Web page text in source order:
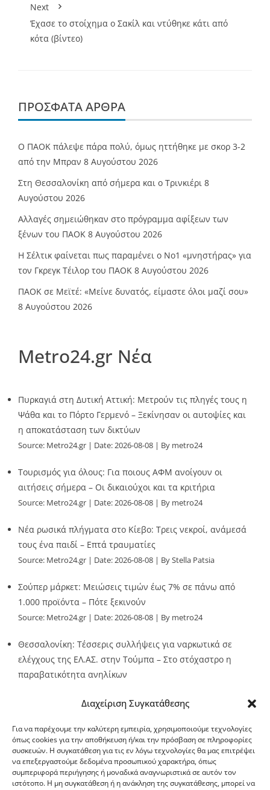
Διαχείριση Συγκατάθεσης
Για να παρέχουμε την καλύτερη εμπειρία, χρησιμοποιούμε τεχνολογίες
όπως cookies για την αποθήκευση ή/και την πρόσβαση σε πληροφορίες
συσκευών. Η συγκατάθεση για τις εν λόγω τεχνολογίες θα μας επιτρέψει
να επεξεργαστούμε δεδομένα προσωπικού χαρακτήρα, όπως
συμπεριφορά περιήγησης ή μοναδικά αναγνωριστικά σε αυτόν τον
ιστότοπο. Η μη συγκατάθεση ή η ανάκληση της συγκατάθεσης, μπορεί να
Next
Έχασε το στοίχημα ο Σακίλ και ντύθηκε κάτι από
κότα (βίντεο)
ΠΡΌΣΦΑΤΑ ΆΡΘΡΑ
Ο ΠΑΟΚ πάλεψε πάρα πολύ, όμως ηττήθηκε με σκορ 3-2
από την Μπραν 8 Αυγούστου 2026
Στη Θεσσαλονίκη από σήμερα και ο Τρινκιέρι 8
Αυγούστου 2026
Αλλαγές σημειώθηκαν στο πρόγραμμα αφίξεων των
ξένων του ΠΑΟΚ 8 Αυγούστου 2026
Η Σέλτικ φαίνεται πως παραμένει ο Νο1 «μνηστήρας» για
τον Γκρεγκ Τέιλορ του ΠΑΟΚ 8 Αυγούστου 2026
ΠΑΟΚ σε Μεϊτέ: «Μείνε δυνατός, είμαστε όλοι μαζί σου»
8 Αυγούστου 2026
Metro24.gr Νέα
Πυρκαγιά στη Δυτική Αττική: Μετρούν τις πληγές τους η
Ψάθα και το Πόρτο Γερμενό – Ξεκίνησαν οι αυτοψίες και
η αποκατάσταση των δικτύων
Source: Metro24.gr Date: 2026-08-08 By metro24
Τουρισμός για όλους: Για ποιους ΑΦΜ ανοίγουν οι
αιτήσεις σήμερα – Οι δικαιούχοι και τα κριτήρια
Source: Metro24.gr Date: 2026-08-08 By metro24
Νέα ρωσικά πλήγματα στο Κίεβο: Τρεις νεκροί, ανάμεσά
τους ένα παιδί – Επτά τραυματίες
Source: Metro24.gr Date: 2026-08-08 By Stella Patsia
Σούπερ μάρκετ: Μειώσεις τιμών έως 7% σε πάνω από
1.000 προϊόντα – Πότε ξεκινούν
Source: Metro24.gr Date: 2026-08-08 By metro24
Θεσσαλονίκη: Τέσσερις συλλήψεις για ναρκωτικά σε
ελέγχους της ΕΛ.ΑΣ. στην Τούμπα – Στο στόχαστρο η
παραβατικότητα ανηλίκων
G-point.gr